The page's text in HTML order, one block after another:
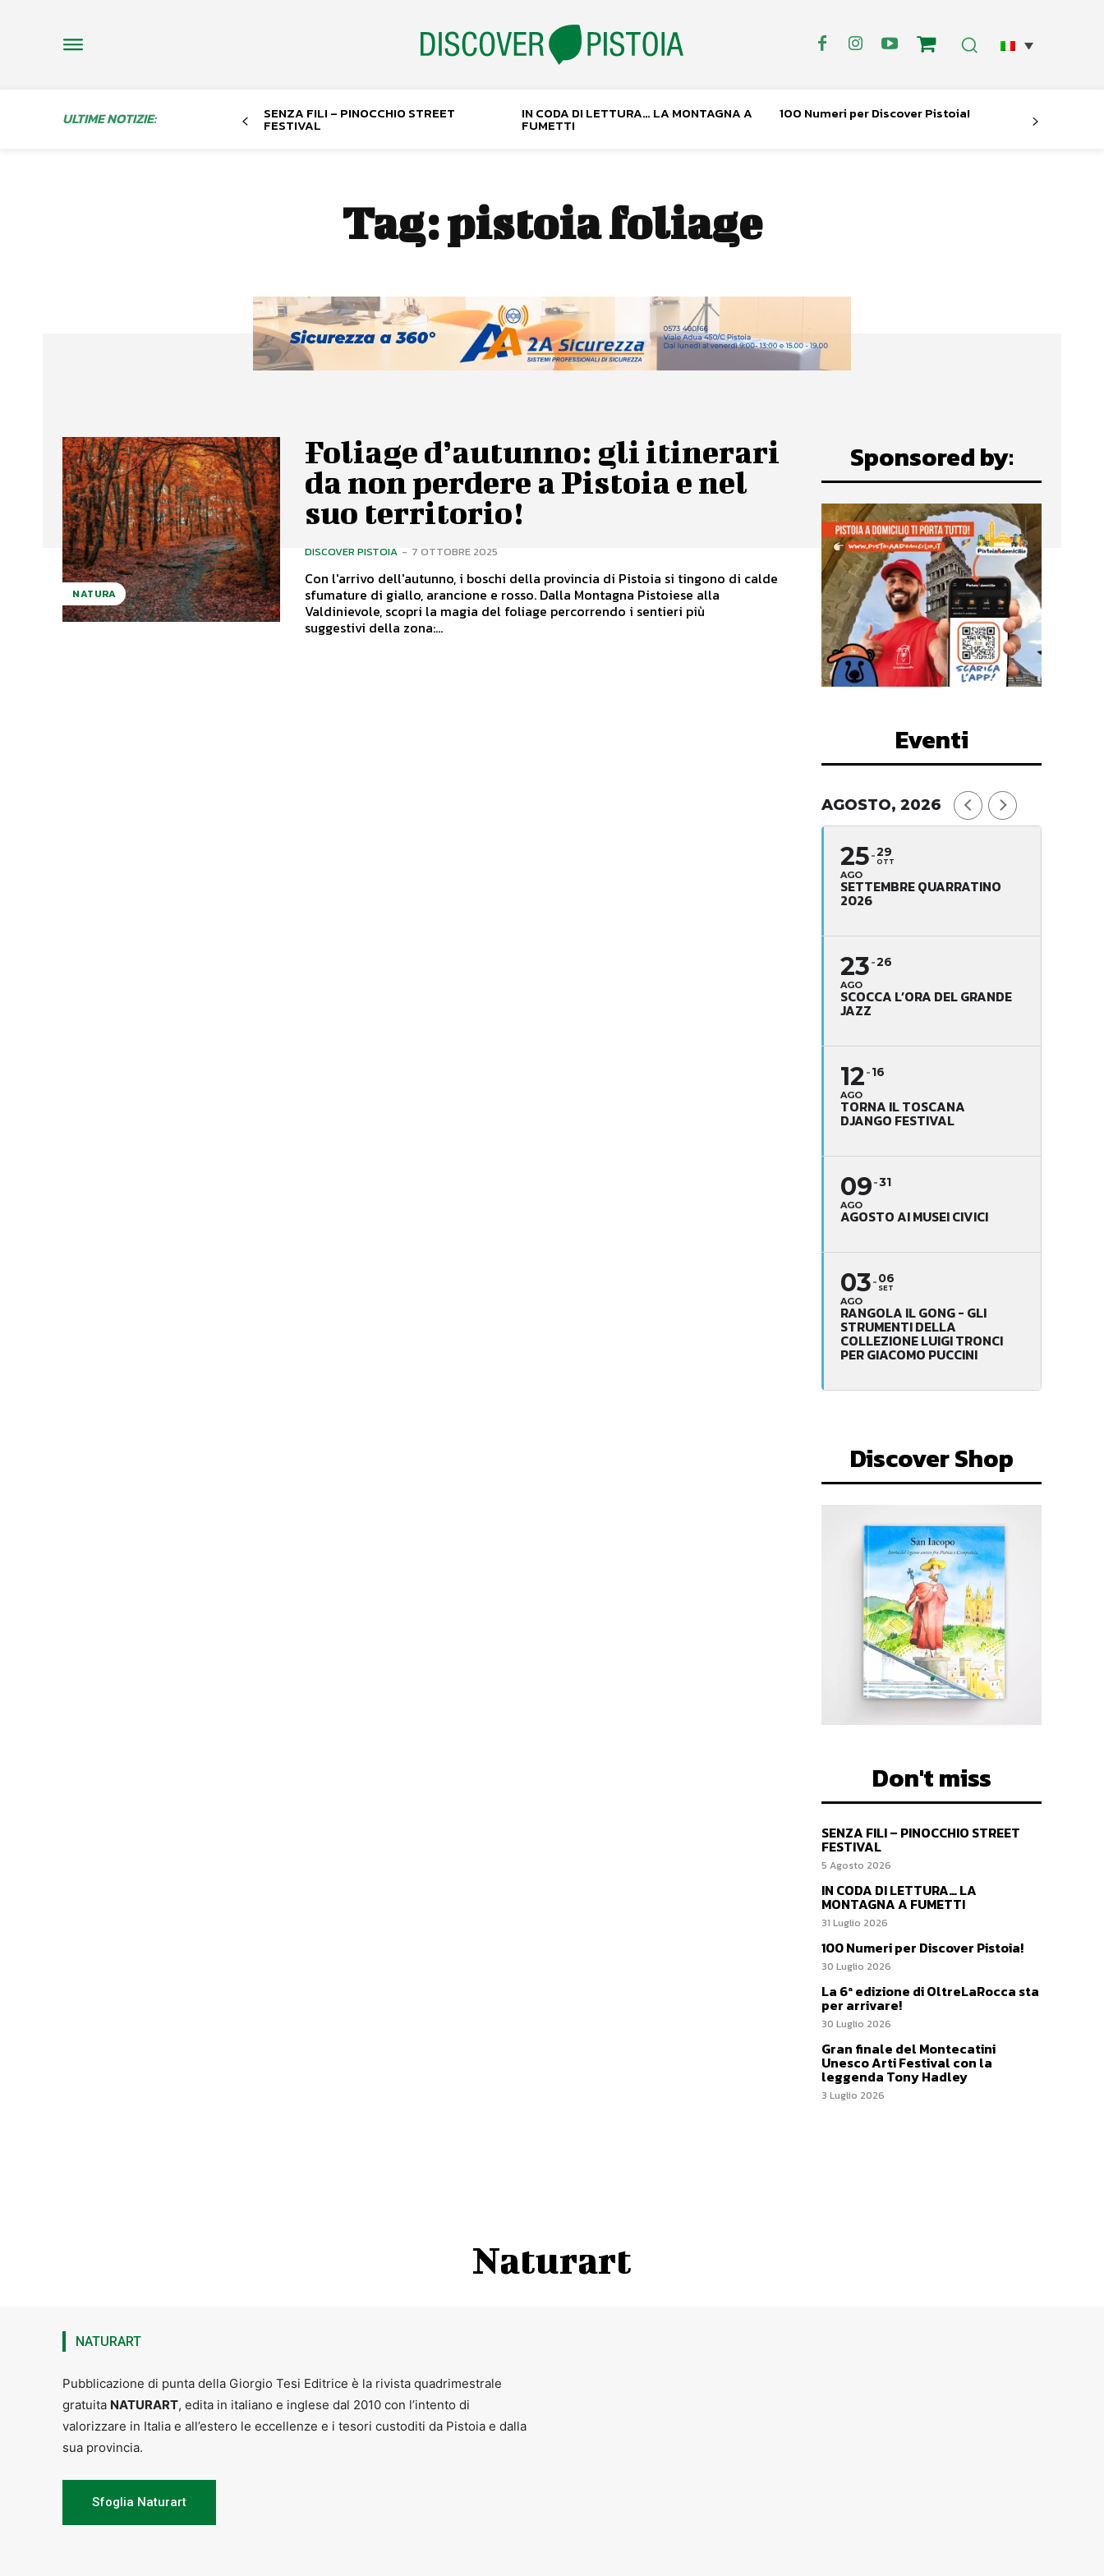
ULTIME NOTIZIE: SENZA FILI – PINOCCHIO STREET
FESTIVAL
IN CODA DI LETTURA… LA MONTAGNA A
FUMETTI
100 Numeri per Discover Pistoia!
Tag:pistoia foliage
NATURA
Foliage d’autunno: gli itinerari
da non perdere a Pistoia e nel
suo territorio!
DISCOVER PISTOIA - 7 OTTOBRE 2025
Con l'arrivo dell'autunno, i boschi della provincia di Pistoia si tingono di calde
sfumature di giallo, arancione e rosso. Dalla Montagna Pistoiese alla
Valdinievole, scopri la magia del foliage percorrendo i sentieri più
suggestivi della zona:...
Sponsored by:
Eventi
AGOSTO, 2026
25
AGO
29
OTT
SETTEMBRE QUARRATINO
2026
23
AGO
26
SCOCCA L’ORA DEL GRANDE
JAZZ
12
AGO
16
TORNA IL TOSCANA
DJANGO FESTIVAL
09
AGO
31
AGOSTO AI MUSEI CIVICI
03
AGO
06
SET
RANGOLA IL GONG - GLI
STRUMENTI DELLA
COLLEZIONE LUIGI TRONCI
PER GIACOMO PUCCINI
Discover Shop
Don't miss
SENZA FILI – PINOCCHIO STREET
FESTIVAL
5 Agosto 2026
IN CODA DI LETTURA… LA
MONTAGNA A FUMETTI
31 Luglio 2026
100 Numeri per Discover Pistoia!
30 Luglio 2026
La 6ª edizione di OltreLaRocca sta
per arrivare!
30 Luglio 2026
Gran finale del Montecatini
Unesco Arti Festival con la
leggenda Tony Hadley
3 Luglio 2026
Naturart
NATURART
Pubblicazione di punta della Giorgio Tesi Editrice è la rivista quadrimestrale
gratuita NATURART, edita in italiano e inglese dal 2010 con l’intento di
valorizzare in Italia e all’estero le eccellenze e i tesori custoditi da Pistoia e dalla
sua provincia.
Sfoglia Naturart